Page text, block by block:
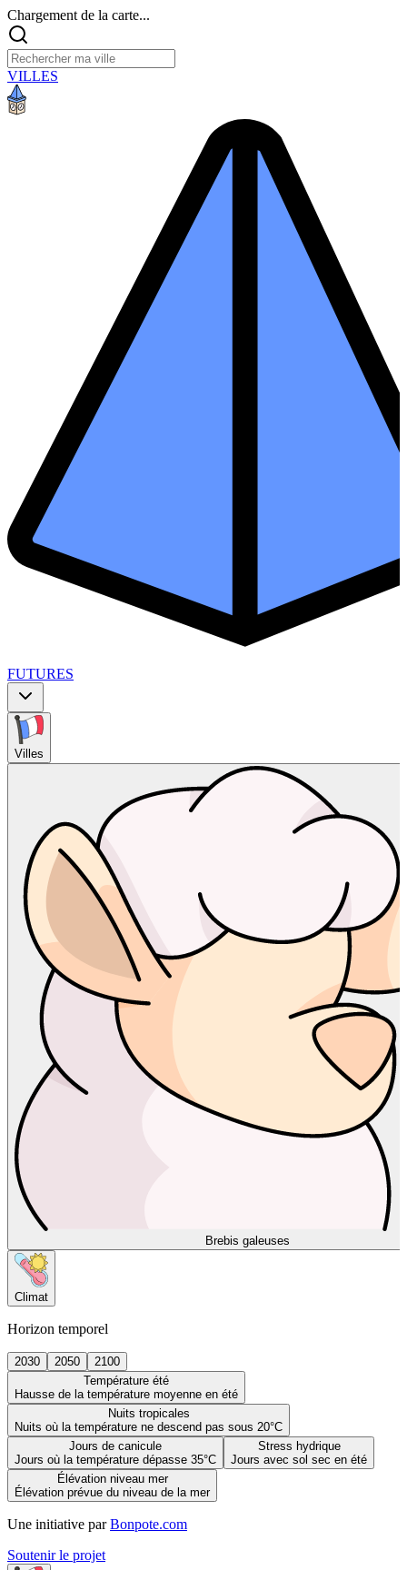
Chargement de la carte...
VILLES
FUTURES
Villes
Brebis galeuses
Climat
Horizon temporel
2030 2050
2100
Température été
Hausse de la température moyenne en été
Nuits tropicales
Nuits où la température ne descend pas sous 20°C
Jours de canicule
Jours où la température dépasse 35°C
Stress hydrique
Jours avec sol sec en été
Élévation niveau mer
Élévation prévue du niveau de la mer
Une initiative par Bonpote.com
Soutenir le projet